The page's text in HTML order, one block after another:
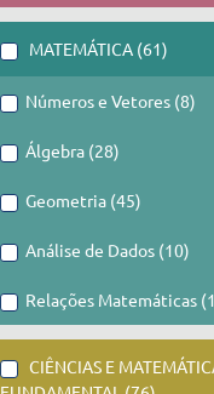
MATEMÁTICA (61)
Números e Vetores (8)
Álgebra (28)
Geometria (45)
Análise de Dados (10)
Relações Matemáticas
CIÊNCIAS E